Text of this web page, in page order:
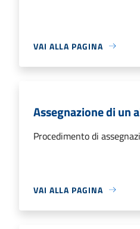
VAI ALLA PAGINA
Assegnazione di un
Procedimento di
VAI ALLA PAGINA